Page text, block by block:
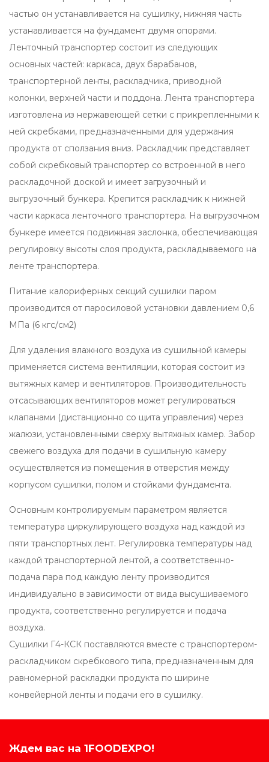
частью он устанавливается на сушилку, нижняя часть
устанавливается на фундамент двумя опорами.
Ленточный транспортер состоит из следующих
основных частей: каркаса, двух барабанов,
транспортерной ленты, раскладчика, приводной
колонки, верхней части и поддона. Лента транспортера
изготовлена из нержавеющей сетки с прикрепленными к
ней скребками, предназначенными для удержания
продукта от сползания вниз. Раскладчик представляет
собой скребковый транспортер со встроенной в него
раскладочной доской и имеет загрузочный и
выгрузочный бункера. Крепится раскладчик к нижней
части каркаса ленточного транспортера. На выгрузочном
бункере имеется подвижная заслонка, обеспечивающая
регулировку высоты слоя продукта, раскладываемого на
ленте транспортера.
Питание калориферных секций сушилки паром
производится от паросиловой установки давлением 0,6
МПа (6 кгс/см2)
Для удаления влажного воздуха из сушильной камеры
применяется система вентиляции, которая состоит из
вытяжных камер и вентиляторов. Производительность
отсасывающих вентиляторов может регулироваться
клапанами (дистанционно со щита управления) через
жалюзи, установленными сверху вытяжных камер. Забор
свежего воздуха для подачи в сушильную камеру
осуществляется из помещения в отверстия между
корпусом сушилки, полом и стойками фундамента.
Основным контролируемым параметром является
температура циркулирующего воздуха над каждой из
пяти транспортных лент. Регулировка температуры над
каждой транспортерной лентой, а соответственно-
подача пара под каждую ленту производится
индивидуально в зависимости от вида высушиваемого
продукта, соответственно регулируется и подача
воздуха.
Сушилки Г4-КСК поставляются вместе с транспортером-
раскладчиком скребкового типа, предназначенным для
равномерной раскладки продукта по ширине
конвейерной ленты и подачи его в сушилку.
Ждем вас на 1FOODEXPO!